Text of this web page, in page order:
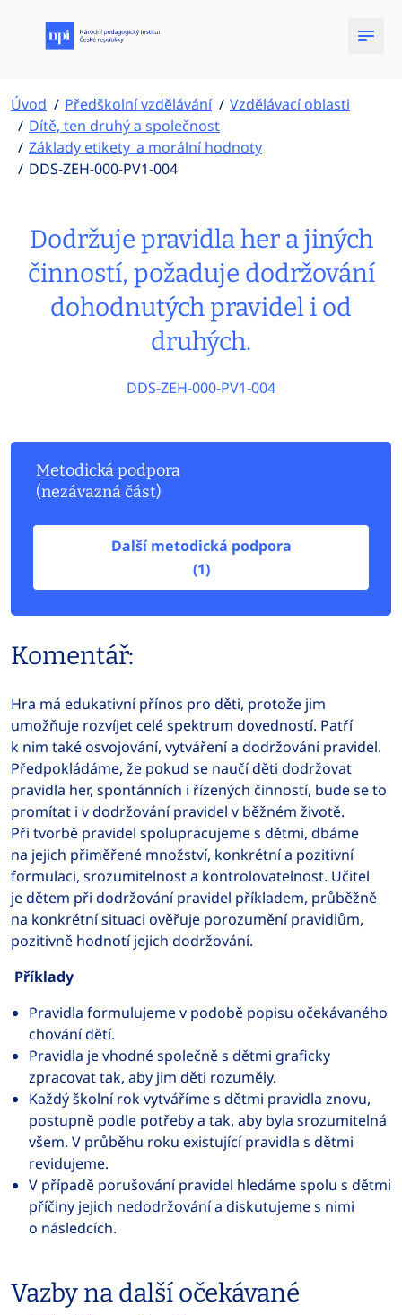
Úvod Předškolní vzdělávání
Vzdělávací oblasti
Dítě, ten druhý a společnost
Základy etikety a morální hodnoty
DDS-ZEH-000-PV1-004
Dodržuje pravidla her a jiných
činností, požaduje dodržování
dohodnutých pravidel i od
druhých.
DDS-ZEH-000-PV1-004
Metodická podpora
(nezávazná část)
Další metodická podpora
(1)
Komentář:
Hra má edukativní přínos pro děti, protože jim
umožňuje rozvíjet celé spektrum dovedností. Patří
k nim také osvojování, vytváření a dodržování pravidel.
Předpokládáme, že pokud se naučí děti dodržovat
pravidla her, spontánních i řízených činností, bude se to
promítat i v dodržování pravidel v běžném životě.
Při tvorbě pravidel spolupracujeme s dětmi, dbáme
na jejich přiměřené množství, konkrétní a pozitivní
formulaci, srozumitelnost a kontrolovatelnost. Učitel
je dětem při dodržování pravidel příkladem, průběžně
na konkrétní situaci ověřuje porozumění pravidlům,
pozitivně hodnotí jejich dodržování.
Příklady
Pravidla formulujeme v podobě popisu očekávaného
chování dětí.
Pravidla je vhodné společně s dětmi graficky
zpracovat tak, aby jim děti rozuměly.
Každý školní rok vytváříme s dětmi pravidla znovu,
postupně podle potřeby a tak, aby byla srozumitelná
všem. V průběhu roku existující pravidla s dětmi
revidujeme.
V případě porušování pravidel hledáme spolu s dětmi
příčiny jejich nedodržování a diskutujeme s nimi
o následcích.
Vazby na další očekávané